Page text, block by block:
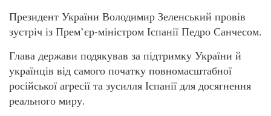
Президент України Володимир Зеленський провів
зустріч із Прем’єр-міністром Іспанії Педро Санчесом.
Глава держави подякував за підтримку України й
українців від самого початку повномасштабної
російської агресії та зусилля Іспанії для досягнення
реального миру.